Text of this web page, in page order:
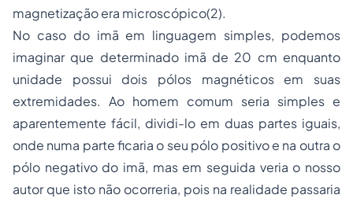
magnetização era microscópico(2).
No caso do imã em linguagem simples, podemos
imaginar que determinado imã de 20 cm enquanto
unidade possui dois pólos magnéticos em suas
extremidades. Ao homem comum seria simples e
aparentemente fácil, dividi-lo em duas partes iguais,
onde numa parte ficaria o seu pólo positivo e na outra o
pólo negativo do imã, mas em seguida veria o nosso
autor que isto não ocorreria, pois na realidade passaria